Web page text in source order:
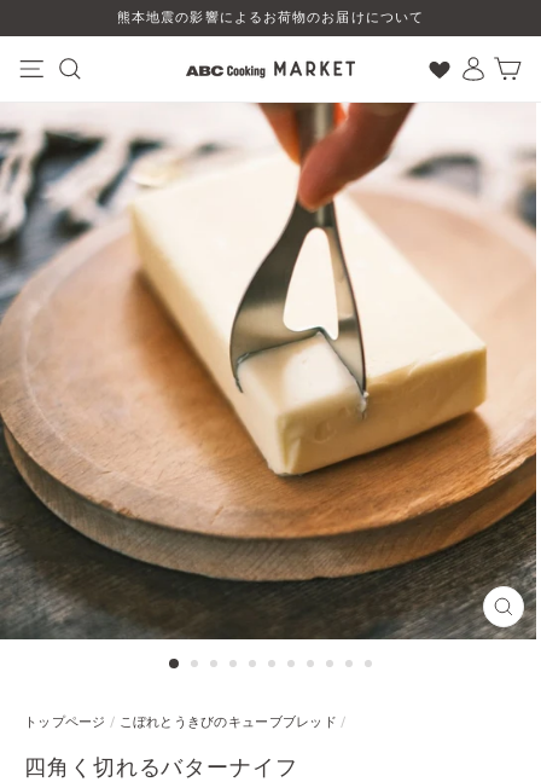
ン
に
ス
キ
ッ
プ
す
る
熊本地震の影響によるお荷物のお届けについて
閉
じ
トップページ / こぼれとうきびのキューブブレッド /
四角く切れるバターナイフ